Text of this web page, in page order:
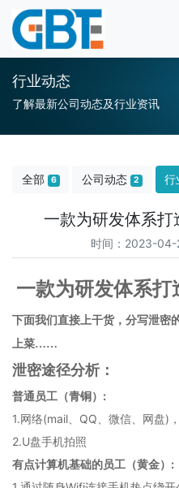
行业动态
了解最新公司动态及行业资讯
全部 6 公司动态 2
一款为研发体系
时间：2023-
一款为研发体系
下面我们直接上干货，分写泄密
上菜……
泄密途径分析：
普通员工（青铜）:
1.网络(mail、QQ、微信、网盘)，
2.U盘手机拍照
有点计算机基础的员工（黄金）: